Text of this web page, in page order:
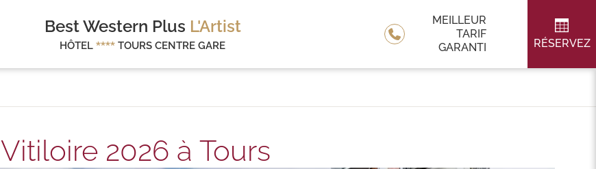
Best Western Plus L'Artist
HÔTEL **** TOURS CENTRE GARE
MEILLEUR
TARIF
GARANTI
RÉSERVEZ
Vitiloire 2026 à Tours